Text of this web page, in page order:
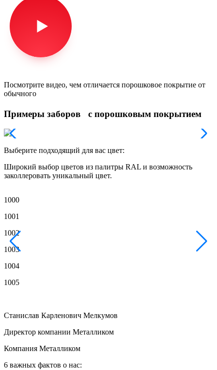
Посмотрите видео, чем отличается порошковое покрытие от
обычного
Примеры заборов с порошковым покрытием
Выберите подходящий для вас цвет:
Широкий выбор цветов из палитры RAL и возможность
заколлеровать уникальный цвет.
1000
1001
1002
1003
1004
1005
Станислав Карленович Мелкумов
Директор компании Металликом
Компания Металликом
6 важных фактов о нас: